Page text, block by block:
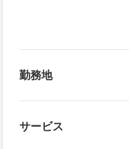
勤務地
サービス